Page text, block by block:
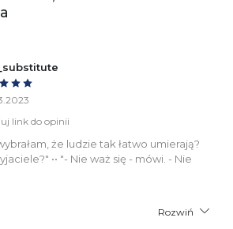
link do opinii
że ludzie tak łatwo umierają?
•• "- Nie waż się - mówi. - Nie
Rozwiń